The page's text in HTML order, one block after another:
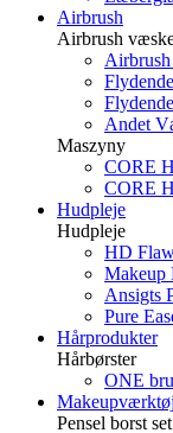
Airbrush
Airbrush
Andet
Maszyny
CORE
CORE
Hudpleje
Hudpleje
HD
Makeup
Ansigts
Pure
Hårprodukter
Hårbørster
ONE
Makeupværktøj
Pensel borst set